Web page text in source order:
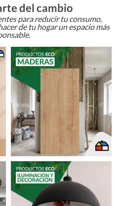
del cambio
para reducir tu consumo,
de tu hogar un espacio más